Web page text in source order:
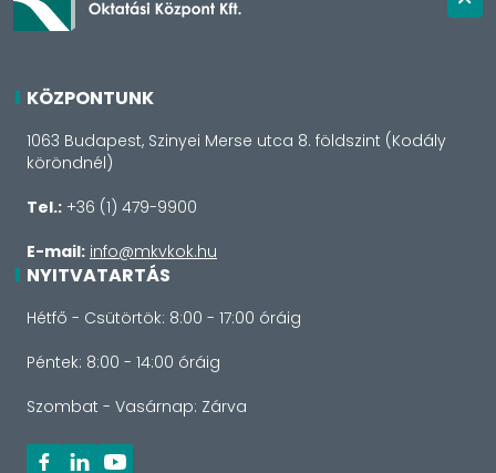
KÖZPONTUNK
1063 Budapest, Szinyei Merse utca 8. földszint (Kodály
köröndnél)
Tel.: +36 (1) 479-9900
E-mail: info@mkvkok.hu
NYITVATARTÁS
Hétfő - Csütörtök: 8:00 - 17:00 óráig
Péntek: 8:00 - 14:00 óráig
Szombat - Vasárnap: Zárva